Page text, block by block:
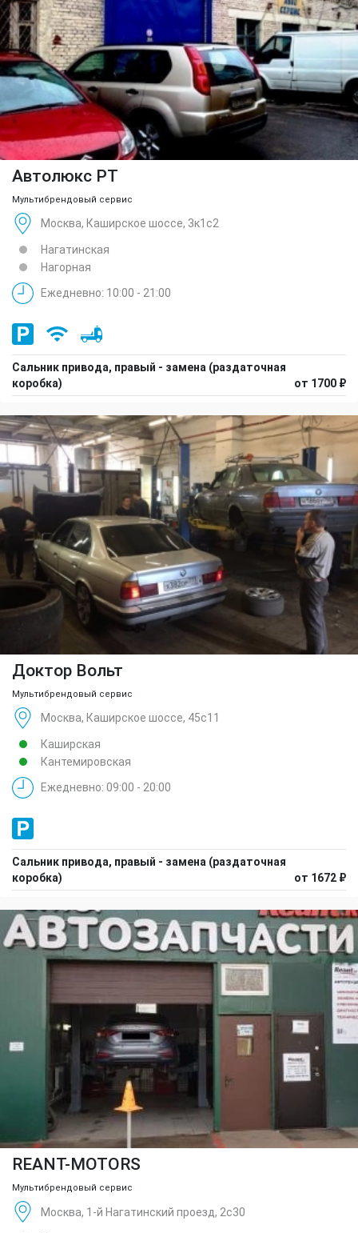
Автолюкс РТ
Мультибрендовый сервис
Москва, Каширское шоссе, 3к1с2
Нагатинская
Нагорная
Ежедневно: 10:00 - 21:00
Сальник привода, правый - замена (раздаточная
коробка)
от 1700 ₽
Доктор Вольт
Мультибрендовый сервис
Москва, Каширское шоссе, 45с11
Каширская
Кантемировская
Ежедневно: 09:00 - 20:00
Сальник привода, правый - замена (раздаточная
коробка)
от 1672 ₽
REANT-MOTORS
Мультибрендовый сервис
Москва, 1-й Нагатинский проезд, 2с30